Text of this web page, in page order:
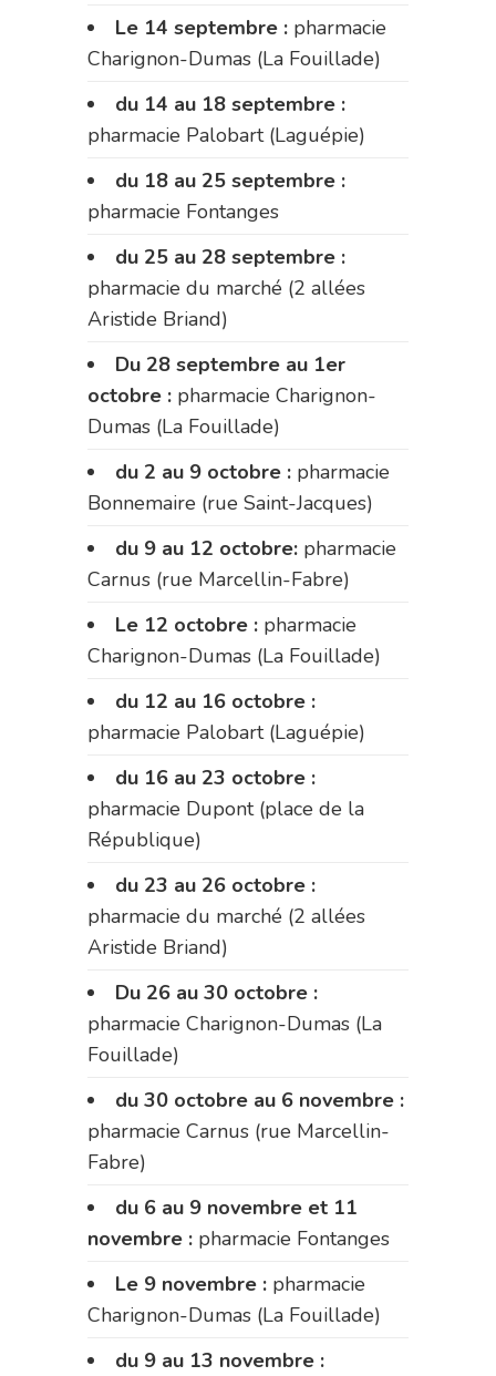
Le 14 septembre : pharmacie
Charignon-Dumas (La Fouillade)
du 14 au 18 septembre :
pharmacie Palobart (Laguépie)
du 18 au 25 septembre :
pharmacie Fontanges
du 25 au 28 septembre :
pharmacie du marché (2 allées
Aristide Briand)
Du 28 septembre au 1er
octobre : pharmacie Charignon-
Dumas (La Fouillade)
du 2 au 9 octobre : pharmacie
Bonnemaire (rue Saint-Jacques)
du 9 au 12 octobre: pharmacie
Carnus (rue Marcellin-Fabre)
Le 12 octobre : pharmacie
Charignon-Dumas (La Fouillade)
du 12 au 16 octobre :
pharmacie Palobart (Laguépie)
du 16 au 23 octobre :
pharmacie Dupont (place de la
République)
du 23 au 26 octobre :
pharmacie du marché (2 allées
Aristide Briand)
Du 26 au 30 octobre :
pharmacie Charignon-Dumas (La
Fouillade)
du 30 octobre au 6 novembre :
pharmacie Carnus (rue Marcellin-
Fabre)
du 6 au 9 novembre et 11
novembre : pharmacie Fontanges
Le 9 novembre : pharmacie
Charignon-Dumas (La Fouillade)
du 9 au 13 novembre :